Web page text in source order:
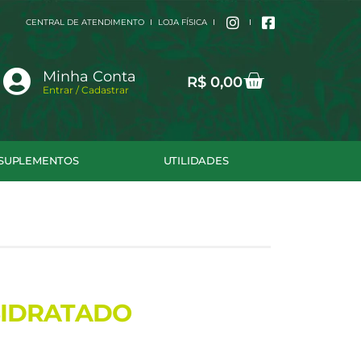
CENTRAL DE ATENDIMENTO LOJA FÍSICA
Minha Conta
Entrar / Cadastrar R$ 0,00Cart
UTILIDADES